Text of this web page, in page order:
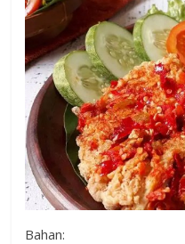
Bahan: